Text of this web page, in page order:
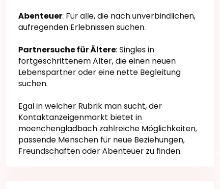
Abenteuer: Für alle, die nach unverbindlichen,
aufregenden Erlebnissen suchen.
Partnersuche für Ältere: Singles in
fortgeschrittenem Alter, die einen neuen
Lebenspartner oder eine nette Begleitung
suchen.
Egal in welcher Rubrik man sucht, der
Kontaktanzeigenmarkt bietet in
moenchengladbach zahlreiche Möglichkeiten,
passende Menschen für neue Beziehungen,
Freundschaften oder Abenteuer zu finden.